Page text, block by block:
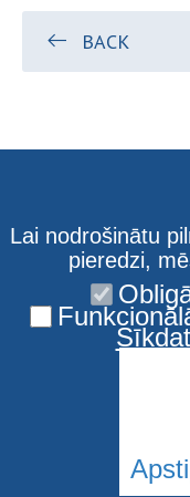
BACK
Lai nodrošinātu
pieredzi,